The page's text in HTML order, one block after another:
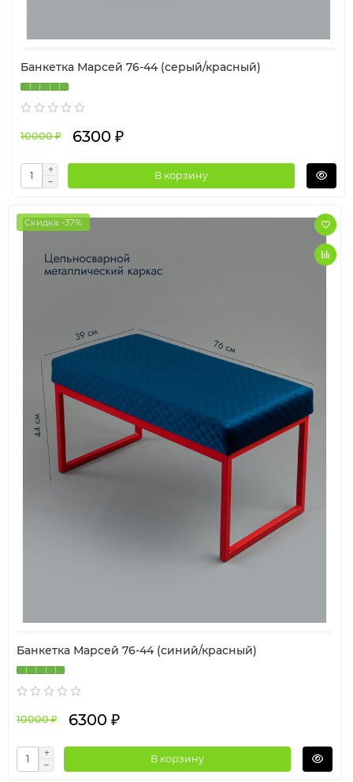
Банкетка Марсей 76-44 (серый/красный)
10000 ₽ 6300 ₽
В корзину
Скидка -37%
Банкетка Марсей 76-44 (синий/красный)
10000 ₽ 6300 ₽
В корзину